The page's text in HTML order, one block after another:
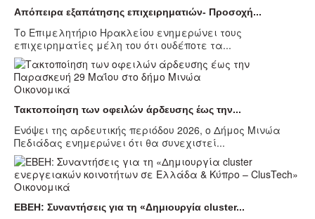
Απόπειρα εξαπάτησης επιχειρηματιών- Προσοχή...
Το Επιμελητήριο Ηρακλείου ενημερώνει τους
επιχειρηματίες μέλη του ότι ουδέποτε τα...
Οικονομικά
Τακτοποίηση των οφειλών άρδευσης έως την...
Ενόψει της αρδευτικής περιόδου 2026, ο Δήμος Μινώα
Πεδιάδας ενημερώνει ότι θα συνεχιστεί...
Οικονομικά
EBEH: Συναντήσεις για τη «Δημιουργία cluster...